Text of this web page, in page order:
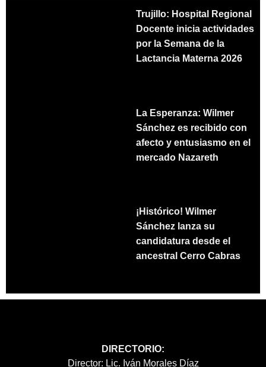
Trujillo: Hospital Regional
Docente inicia actividades
por la Semana de la
Lactancia Materna 2026
La Esperanza: Wilmer
Sánchez es recibido con
afecto y entusiasmo en el
mercado Nazareth
¡Histórico! Wilmer
Sánchez lanza su
candidatura desde el
ancestral Cerro Cabras
DIRECTORIO:
Director: Lic. Iván Morales Díaz